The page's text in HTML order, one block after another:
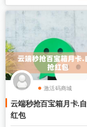
激活码商城
电脑微信营销
云端秒抢百宝箱月卡.
红包